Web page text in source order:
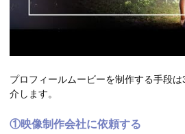
プロフィールムービーを制作する手段
介します。
①映像制作会社に依頼する